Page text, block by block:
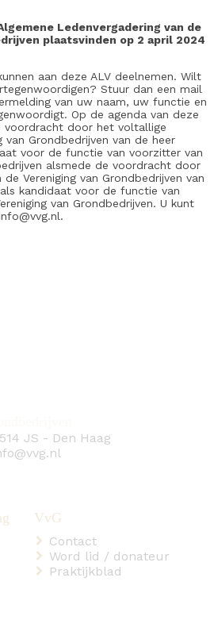
Ledenvergadering van de
plaatsvinden op 2 april 2024
aan deze ALV deelnemen. Wilt
Stuur dan een mail
van uw naam, uw functie en
Op de agenda van deze
voordracht door het voltallige
van Grondbedrijven van de heer
voor de functie van voorzitter van
alsmede de voordracht door
Vereniging van Grondbedrijven van
kandidaat voor de functie van
van Grondbedrijven. U kunt
JS - Den Haag
Contact
Word lid / donateur
Praktijkblad